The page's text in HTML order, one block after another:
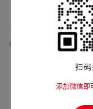
自然馋麻辣小郡肝
添加微信即